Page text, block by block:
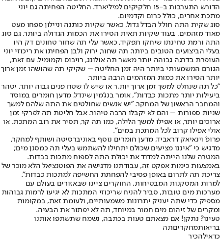
הדורש התערבות ב-15 חלקיקים למיליארד. החליטה הפחיתה גם יוני
מתכת אחרים, כולל כרום וקדמיום.
סוג שקית התה חולל הבדל גדול, כאשר שקיות כותנה וניילון ספחו מעט
מאוד מזהמים, בעוד שקיות תאית הסירו את הכמות הגדולה ביותר. גם סוג
התה ורמת טחינתו שיחקו תפקיד, כאשר עלי תה שחור טחונים דק היו
בעלי הביצועים הטובים ביותר. תה שחור, ירוק ולבן הפחיתו את ריכוזי יוני
העופרת בדרגה גבוהה יותר מאשר תה אולונג, רויבוס וקמומיל. עם זאת,
הגורם המשמעותי ביותר היה זמן החליטה – שקיקי תה שהושהו זמן ארוך
יותר הסירו את כמות המזהמים הרבה ביותר.
"כל תה שנחלט למשך זמן ארוך יות,ר או שיש לו שטח פנים גבוה יותר, יטהר
ביעילות יותר מתכות כבדות", אומר בנג'מין שינדל, מדען חומרים במוסד
והמחבר הראשון של המחקר. "יש אנשים שחולטים את התה שלהם למשך
שניות ספורות – והם לא יקבלו הרבה טיהור. אבל חליטת תה לפרקי זמן
ארוכים יותר, או אפילו למשך הלילה, כמו תה קר, תסיר את רוב המתכת, או
אולי אפילו קרוב לכל המתכת במים".
פרופ’ וינאיאק דראביד, מדען חומרים נוסף באוניברסיטה ושותף למחקר,
מדגיש כי "איננו מציעים שכולם יתחילו להשתמש בעלי תה כמסנן מים;
המטרה שלנו הייתה למדוד את יכולת התה לספוח מתכות כבדות.
באמצעות כימות אפקט זה, עבודתנו מדגישה את הפוטנציאל הלא מוכר של
צריכת תה לתרום באופן פסיבי להפחתת החשיפה למתכות כבדות".
למרות המסקנות המבטיחות, החוקרים ציינו שבאזורים בעולם עם
מערכות מים טובות, סביר להניח שריכוזי המתכות לא יגיעו לרמות גבוהות
מספיק כדי שתה יעניק יתרונות משמעותיים, ולעומת זאת, במקומות
ומקרים של זיהום מים חמור במיוחד, תה לא יפתור את הבעיה.
טעינו? נתקן! אם מצאתם טעות בכתבה, נשמח שתשתפו אותנו
בריאותמחקריםתה
כדאילהכיר